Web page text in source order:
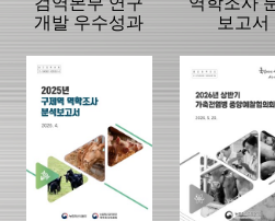
개발 우수성과
보고서